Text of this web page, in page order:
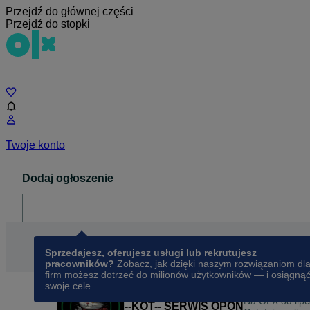
Przejdź do głównej części
Przejdź do stopki
Twoje konto
Dodaj ogłoszenie
Sprzedajesz, oferujesz usługi lub rekrutujesz
pracowników? Zobacz, jak dzięki naszym rozwiązaniom dla
firm możesz dotrzeć do milionów użytkowników — i osiągnąć
swoje cele.
--KOT-- SERWIS OPONNa OLX od